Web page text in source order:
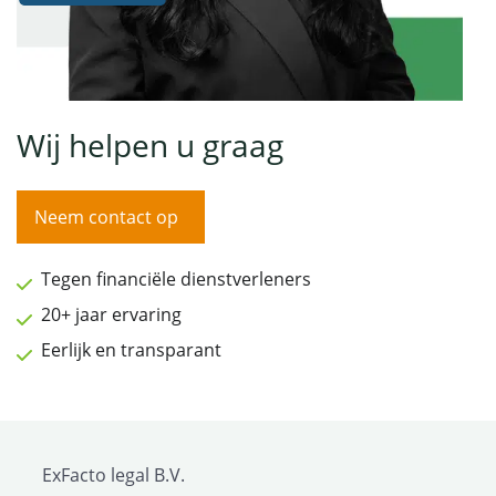
Wij helpen u graag
Neem contact op
Tegen financiële dienstverleners
20+ jaar ervaring
Eerlijk en transparant
ExFacto legal B.V.